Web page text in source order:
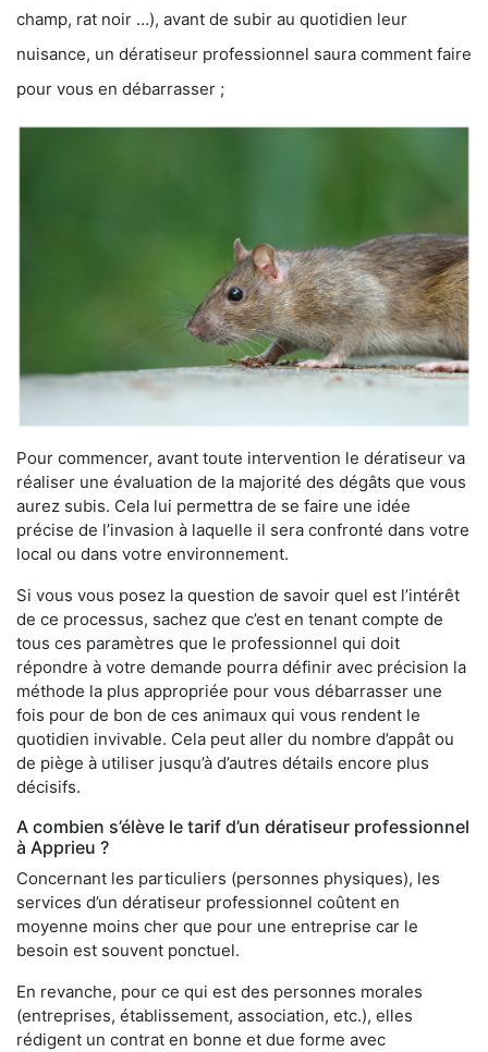
champ, rat noir …), avant de subir au quotidien leur
nuisance, un dératiseur professionnel saura comment faire
pour vous en débarrasser ;
Pour commencer, avant toute intervention le dératiseur va
réaliser une évaluation de la majorité des dégâts que vous
aurez subis. Cela lui permettra de se faire une idée
précise de l’invasion à laquelle il sera confronté dans votre
local ou dans votre environnement.
Si vous vous posez la question de savoir quel est l’intérêt
de ce processus, sachez que c’est en tenant compte de
tous ces paramètres que le professionnel qui doit
répondre à votre demande pourra définir avec précision la
méthode la plus appropriée pour vous débarrasser une
fois pour de bon de ces animaux qui vous rendent le
quotidien invivable. Cela peut aller du nombre d’appât ou
de piège à utiliser jusqu’à d’autres détails encore plus
décisifs.
A combien s’élève le tarif d’un dératiseur professionnel
à Apprieu ?
Concernant les particuliers (personnes physiques), les
services d’un dératiseur professionnel coûtent en
moyenne moins cher que pour une entreprise car le
besoin est souvent ponctuel.
En revanche, pour ce qui est des personnes morales
(entreprises, établissement, association, etc.), elles
rédigent un contrat en bonne et due forme avec